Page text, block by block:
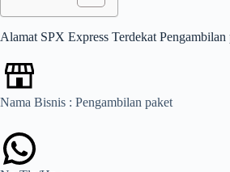
Alamat SPX Express Terdekat Pengambilan
Nama Bisnis : Pengambilan paket